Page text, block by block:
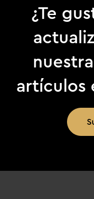
¿Te
artículos